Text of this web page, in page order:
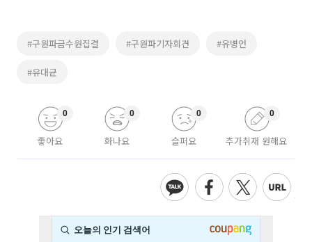
#구원파금수원집결 #구원파기자회견 #유병언
#유대균
좋아요
0
화나요
0
슬퍼요
0
추가취재 원해요
0